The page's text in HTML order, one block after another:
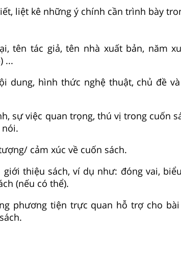
liệt kê những ý chính cần trình bày
tên tác giả, tên nhà xuất bản, năm
...
dung, hình thức nghệ thuật, chủ đề
sự việc quan trọng, thú vị trong cuốn
cảm xúc về cuốn sách.
giới thiệu sách, ví dụ như: đóng vai,
(nếu có thể).
phương tiện trực quan hỗ trợ cho